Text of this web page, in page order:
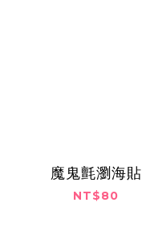
魔鬼氈瀏海貼
NT$80